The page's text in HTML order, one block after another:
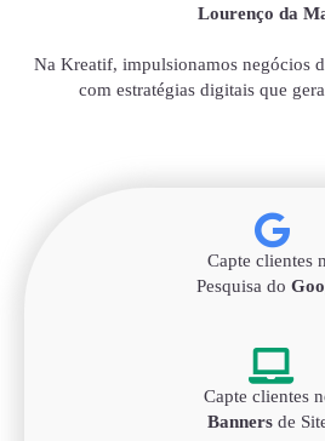
Lourenço da
Na Kreatif, impulsionamos negócios
com estratégias digitais que
Capte clientes
Pesquisa do
Capte clientes
Banners de